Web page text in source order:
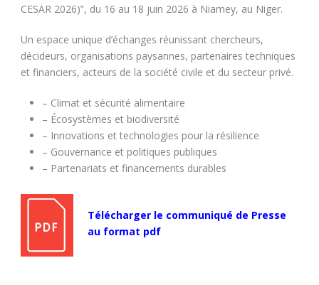
CESAR 2026)”, du 16 au 18 juin 2026 à Niamey, au Niger.
Un espace unique d’échanges réunissant chercheurs,
décideurs, organisations paysannes, partenaires techniques
et financiers, acteurs de la société civile et du secteur privé.
– Climat et sécurité alimentaire
– Écosystèmes et biodiversité
– Innovations et technologies pour la résilience
– Gouvernance et politiques publiques
– Partenariats et financements durables
Télécharger le communiqué de Presse
au format pdf